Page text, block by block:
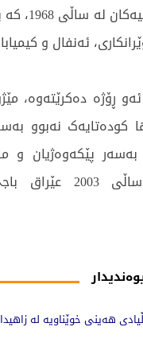
هەینی خوێناویە لە
دووبارەی
ئەنفال و
ڕۆژە دەکرێتەوە،
کودەتایەک نەبوو
پێکەوەژیان و
کورد، کە تا